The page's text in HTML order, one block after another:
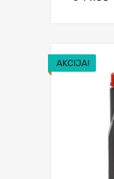
AKCIJA!